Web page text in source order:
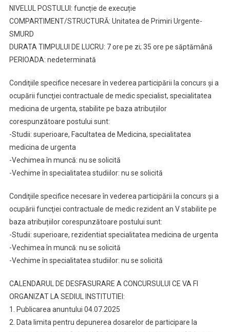
NIVELUL POSTULUI: funcție de execuție
COMPARTIMENT/STRUCTURĂ: Unitatea de Primiri Urgente-
SMURD
DURATA TIMPULUI DE LUCRU: 7 ore pe zi; 35 ore pe săptămână
PERIOADA: nedeterminată
Condiţiile specifice necesare în vederea participării la concurs şi a
ocupării funcţiei contractuale de medic specialist, specialitatea
medicina de urgenta, stabilite pe baza atribuțiilor
corespunzătoare postului sunt:
-Studii: superioare, Facultatea de Medicina, specialitatea
medicina de urgenta
-Vechimea în muncă: nu se solicită
-Vechime în specialitatea studiilor: nu se solicită
Condiţiile specifice necesare în vederea participării la concurs şi a
ocupării funcţiei contractuale de medic rezident an V stabilite pe
baza atribuțiilor corespunzătoare postului sunt:
-Studii: superioare, rezidentiat specialitatea medicina de urgenta
-Vechimea în muncă: nu se solicită
-Vechime în specialitatea studiilor: nu se solicită
CALENDARUL DE DESFASURARE A CONCURSULUI CE VA FI
ORGANIZAT LA SEDIUL INSTITUTIEI:
1. Publicarea anuntului 04.07.2025
2. Data limita pentru depunerea dosarelor de participare la